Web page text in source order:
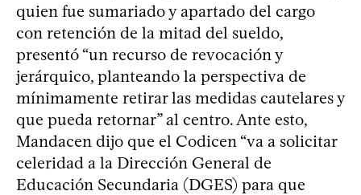
quien fue sumariado y apartado del cargo
con retención de la mitad del sueldo,
presentó “un recurso de revocación y
jerárquico, planteando la perspectiva de
mínimamente retirar las medidas cautelares y
que pueda retornar” al centro. Ante esto,
Mandacen dijo que el Codicen “va a solicitar
celeridad a la Dirección General de
Educación Secundaria (DGES) para que